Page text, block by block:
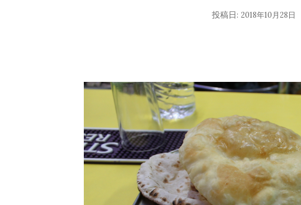
投稿日:2018年10月28日